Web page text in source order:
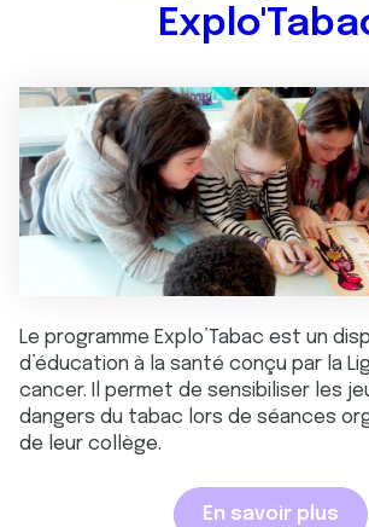
Le programme Explo’Tabac est un
d’éducation à la santé conçu par la
cancer. Il permet de sensibiliser les
dangers du tabac lors de séances
de leur collège.
En savoir plus